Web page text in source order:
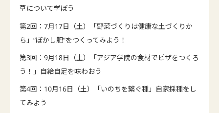
草について学ぼう
第2回：7月17日（土）「野菜づくりは健康な土づくりか
ら」“ぼかし肥”をつくってみよう！
第3回：9月18日（土）「アジア学院の食材でピザをつくろ
う！」自給自足を味わおう
第4回：10月16日（土）「いのちを繋ぐ種」自家採種をし
てみよう